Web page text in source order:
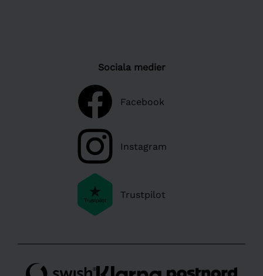
Sociala medier
Facebook
Instagram
Trustpilot